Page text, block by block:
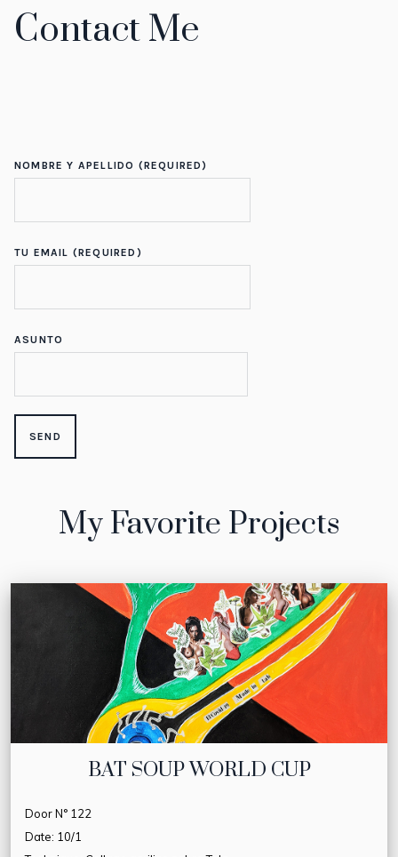
Contact Me
NOMBRE Y APELLIDO (REQUIRED)
TU EMAIL (REQUIRED)
ASUNTO
My Favorite Projects
BAT SOUP WORLD CUP
Door N° 122
Date: 10/1